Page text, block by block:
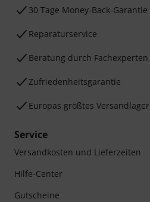
30 Tage Money-Back-Garantie
Reparaturservice
Beratung durch Fachexperten
Zufriedenheitsgarantie
Europas größtes Versandlager
Service
Versandkosten und Lieferzeiten
Hilfe-Center
Gutscheine